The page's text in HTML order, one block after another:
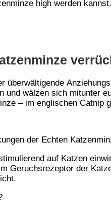
high werden kannst.
überwältigende
und wälzen sich mitunter
– im englischen Catnip
der Echten
auf Katzen
Geruchsrezeptor der